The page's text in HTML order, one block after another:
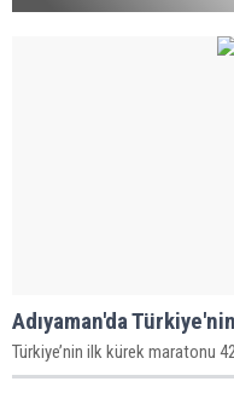
Adıyaman'da
Türkiye’nin ilk kürek maratonu